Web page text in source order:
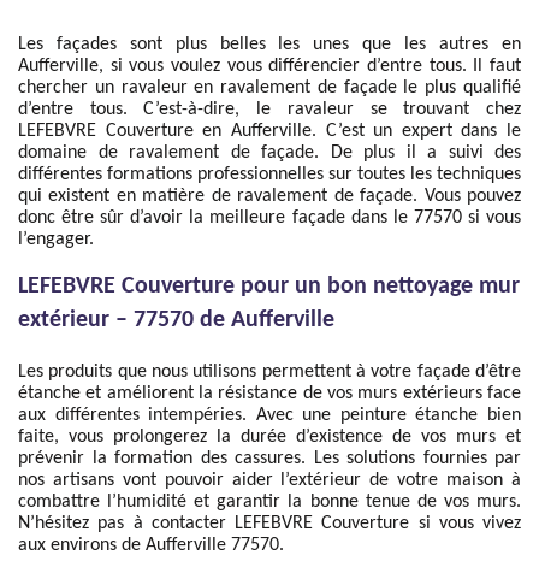
Les façades sont plus belles les unes que les autres en
Aufferville, si vous voulez vous différencier d’entre tous. Il faut
chercher un ravaleur en ravalement de façade le plus qualifié
d’entre tous. C’est-à-dire, le ravaleur se trouvant chez
LEFEBVRE Couverture en Aufferville. C’est un expert dans le
domaine de ravalement de façade. De plus il a suivi des
différentes formations professionnelles sur toutes les techniques
qui existent en matière de ravalement de façade. Vous pouvez
donc être sûr d’avoir la meilleure façade dans le 77570 si vous
l’engager.
LEFEBVRE Couverture pour un bon nettoyage mur
extérieur – 77570 de Aufferville
Les produits que nous utilisons permettent à votre façade d’être
étanche et améliorent la résistance de vos murs extérieurs face
aux différentes intempéries. Avec une peinture étanche bien
faite, vous prolongerez la durée d’existence de vos murs et
prévenir la formation des cassures. Les solutions fournies par
nos artisans vont pouvoir aider l’extérieur de votre maison à
combattre l’humidité et garantir la bonne tenue de vos murs.
N’hésitez pas à contacter LEFEBVRE Couverture si vous vivez
aux environs de Aufferville 77570.